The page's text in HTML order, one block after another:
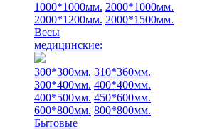
1000*1000мм. 2000*1000мм.
2000*1200мм. 2000*1500мм.
Весы
медицинские:
300*300мм. 310*360мм.
300*400мм. 400*400мм.
400*500мм. 450*600мм.
600*800мм. 800*800мм.
Бытовые